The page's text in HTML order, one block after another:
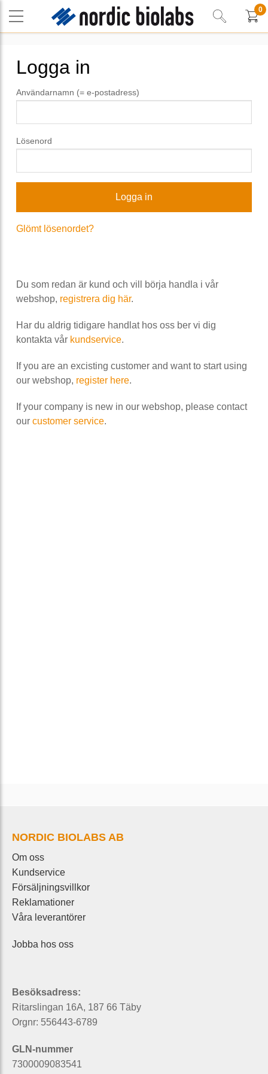
0
Logga in
Användarnamn (= e-postadress)
Lösenord
Glömt lösenordet?
Du som redan är kund och vill börja handla i vår
webshop, registrera dig här.
Har du aldrig tidigare handlat hos oss ber vi dig
kontakta vår kundservice.
If you are an excisting customer and want to start using
our webshop, register here.
If your company is new in our webshop, please contact
our customer service.
NORDIC BIOLABS AB
Om oss
Kundservice
Försäljningsvillkor
Reklamationer
Våra leverantörer
Jobba hos oss
Besöksadress:
Ritarslingan 16A, 187 66 Täby
Orgnr: 556443-6789
GLN-nummer
7300009083541